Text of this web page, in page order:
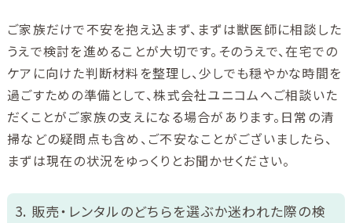
ご家族だけで不安を抱え込まず、まずは獣医師に相談した
うえで検討を進めることが大切です。そのうえで、在宅での
ケアに向けた判断材料を整理し、少しでも穏やかな時間を
過ごすための準備として、株式会社ユニコムへご相談いた
だくことがご家族の支えになる場合があります。日常の清
掃などの疑問点も含め、ご不安なことがございましたら、
まずは現在の状況をゆっくりとお聞かせください。
3. 販売・レンタルのどちらを選ぶか迷われた際の検